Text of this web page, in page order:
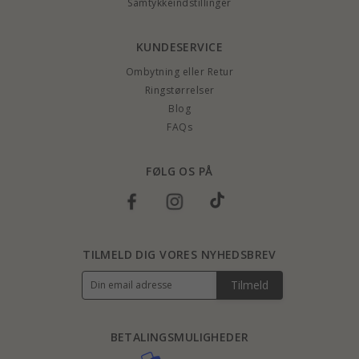
Samtykkeindstillinger
KUNDESERVICE
Ombytning eller Retur
Ringstørrelser
Blog
FAQs
FØLG OS PÅ
BETALINGSMULIGHEDER
TILMELD DIG VORES NYHEDSBREV
Tilmeld